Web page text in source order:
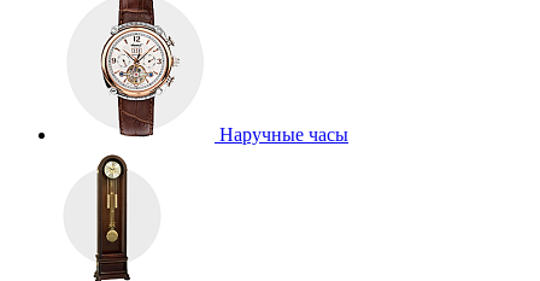
Наручные часы